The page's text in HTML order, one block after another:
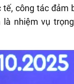
tế, công tác đảm
nhiệm vụ